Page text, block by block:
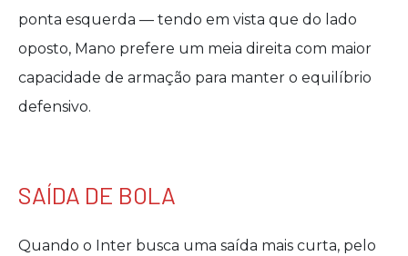
ponta esquerda — tendo em vista que do lado
oposto, Mano prefere um meia direita com maior
capacidade de armação para manter o equilíbrio
defensivo.
SAÍDA DE BOLA
Quando o Inter busca uma saída mais curta, pelo